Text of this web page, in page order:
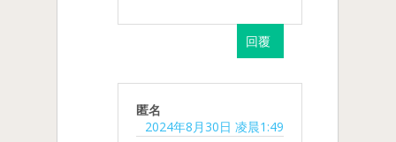
回覆
匿名
2024年8月30日 凌晨1:49